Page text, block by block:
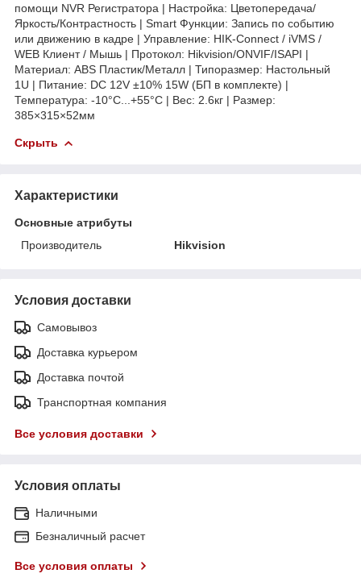
помощи NVR Регистратора | Настройка: Цветопередача/
Яркость/Контрастность | Smart Функции: Запись по событию
или движению в кадре | Управление: HIK-Connect / iVMS /
WEB Клиент / Мышь | Протокол: Hikvision/ONVIF/ISAPI |
Материал: ABS Пластик/Металл | Типоразмер: Настольный
1U | Питание: DC 12V ±10% 15W (БП в комплекте) |
Температура: -10°C...+55°C | Вес: 2.6кг | Размер:
385×315×52мм
Скрыть
Характеристики
Основные атрибуты
Производитель
Hikvision
Условия доставки
Самовывоз
Доставка курьером
Доставка почтой
Транспортная компания
Все условия доставки
Условия оплаты
Наличными
Безналичный расчет
Все условия оплаты